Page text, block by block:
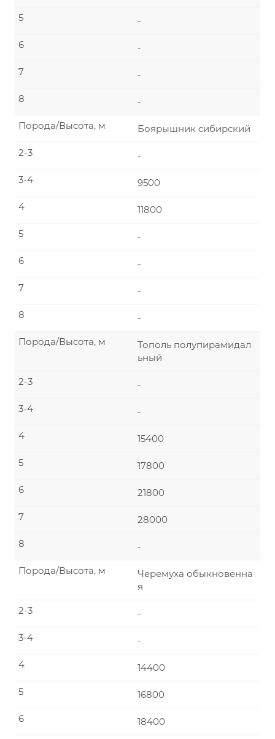
-
5
-
6
-
7
-
8
Боярышник сибирский
Порода/Высота, м
-
2-3
9500
3-4
11800
4
-
5
-
6
-
7
-
8
Тополь полупирамидал
ьный
Порода/Высота, м
-
2-3
-
3-4
15400
4
17800
5
21800
6
28000
7
-
8
Черемуха обыкновенна
я
Порода/Высота, м
-
2-3
-
3-4
14400
4
16800
5
18400
6